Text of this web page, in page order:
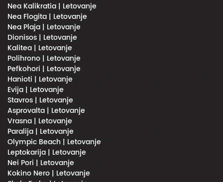
Nea Kalikratia | Letovanje
Nea Flogita | Letovanje
Nea Plaja | Letovanje
Dionisos | Letovanje
Kalitea | Letovanje
Polihrono | Letovanje
Pefkohori | Letovanje
Hanioti | Letovanje
Evija | Letovanje
Stavros | Letovanje
Asprovalta | Letovanje
Vrasna | Letovanje
Paralija | Letovanje
Olympic Beach | Letovanje
Leptokarija | Letovanje
Nei Pori | Letovanje
Kokino Nero | Letovanje